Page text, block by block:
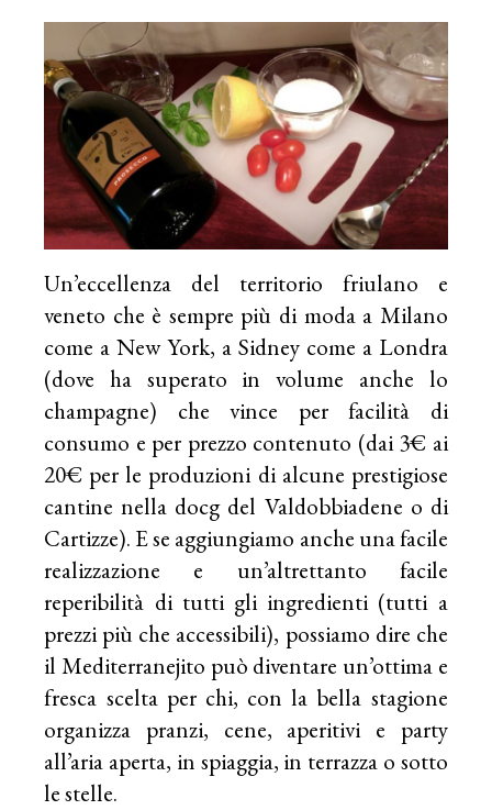
Un’eccellenza del territorio friulano e
veneto che è sempre più di moda a Milano
come a New York, a Sidney come a Londra
(dove ha superato in volume anche lo
champagne) che vince per facilità di
consumo e per prezzo contenuto (dai 3€ ai
20€ per le produzioni di alcune prestigiose
cantine nella docg del Valdobbiadene o di
Cartizze). E se aggiungiamo anche una facile
realizzazione e un’altrettanto facile
reperibilità di tutti gli ingredienti (tutti a
prezzi più che accessibili), possiamo dire che
il Mediterranejito può diventare un’ottima e
fresca scelta per chi, con la bella stagione
organizza pranzi, cene, aperitivi e party
all’aria aperta, in spiaggia, in terrazza o sotto
le stelle.